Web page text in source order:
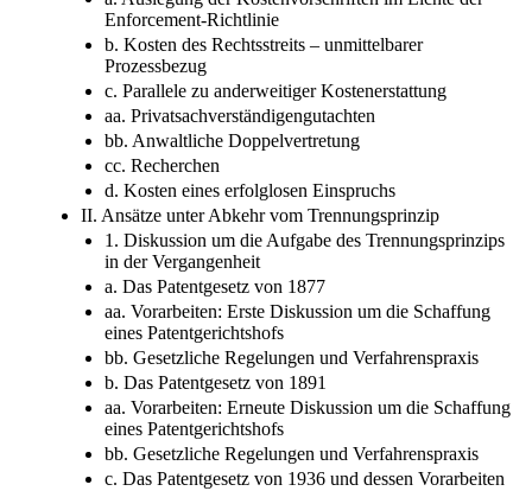
Enforcement-Richtlinie
b. Kosten des Rechtsstreits – unmittelbarer
Prozessbezug
c. Parallele zu anderweitiger Kostenerstattung
aa. Privatsachverständigengutachten
bb. Anwaltliche Doppelvertretung
cc. Recherchen
d. Kosten eines erfolglosen Einspruchs
II. Ansätze unter Abkehr vom Trennungsprinzip
1. Diskussion um die Aufgabe des Trennungsprinzips
in der Vergangenheit
a. Das Patentgesetz von 1877
aa. Vorarbeiten: Erste Diskussion um die Schaffung
eines Patentgerichtshofs
bb. Gesetzliche Regelungen und Verfahrenspraxis
b. Das Patentgesetz von 1891
aa. Vorarbeiten: Erneute Diskussion um die Schaffung
eines Patentgerichtshofs
bb. Gesetzliche Regelungen und Verfahrenspraxis
c. Das Patentgesetz von 1936 und dessen Vorarbeiten